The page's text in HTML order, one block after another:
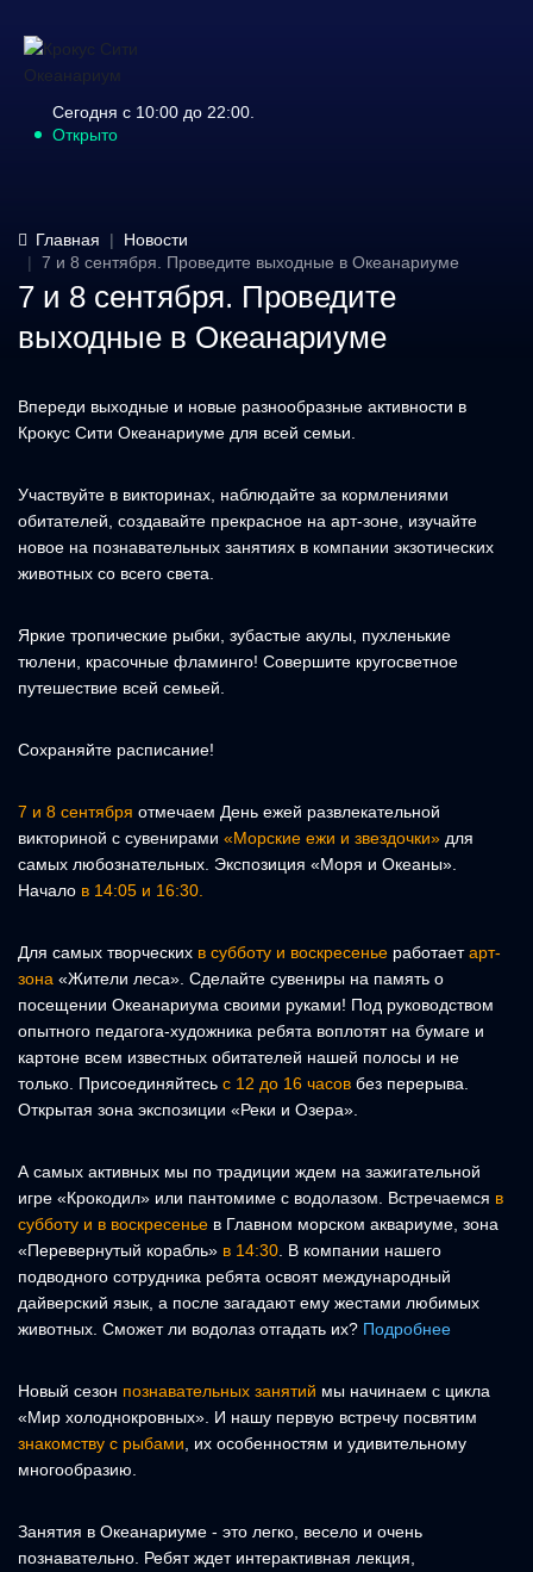
Сегодня с 10:00 до 22:00.
Открыто
Главная
Новости
7 и 8 сентября. Проведите выходные в Океанариуме
7 и 8 сентября. Проведите
выходные в Океанариуме
Впереди выходные и новые разнообразные активности в
Крокус Сити Океанариуме для всей семьи.
Участвуйте в викторинах, наблюдайте за кормлениями
обитателей, создавайте прекрасное на арт-зоне, изучайте
новое на познавательных занятиях в компании экзотических
животных со всего света.
Яркие тропические рыбки, зубастые акулы, пухленькие
тюлени, красочные фламинго! Совершите кругосветное
путешествие всей семьей.
Сохраняйте расписание!
7 и 8 сентября отмечаем День ежей развлекательной
викториной с сувенирами «Морские ежи и звездочки» для
самых любознательных. Экспозиция «Моря и Океаны».
Начало в 14:05 и 16:30.
Для самых творческих в субботу и воскресенье работаетарт-
зона «Жители леса». Сделайте сувениры на память о
посещении Океанариума своими руками! Под руководством
опытного педагога-художника ребята воплотят на бумаге и
картоне всем известных обитателей нашей полосы и не
только. Присоединяйтесь с 12 до 16 часов без перерыва.
Открытая зона экспозиции «Реки и Озера».
А самых активных мы по традиции ждем на зажигательной
игре «Крокодил» или пантомиме с водолазом. Встречаемся в
субботу и в воскресенье в Главном морском аквариуме, зона
«Перевернутый корабль» в 14:30 . В компании нашего
подводного сотрудника ребята освоят международный
дайверский язык, а после загадают ему жестами любимых
животных. Сможет ли водолаз отгадать их? Подробнее
Новый сезон познавательных занятий мы начинаем с цикла
«Мир холоднокровных». И нашу первую встречу посвятим
знакомству с рыбами , их особенностям и удивительному
многообразию.
Занятия в Океанариуме - это легко, весело и очень
познавательно. Ребят ждет интерактивная лекция,